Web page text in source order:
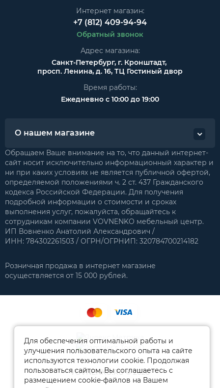
Интернет магазин:
+7 (812) 409-94-94
Обратный звонок
Адрес магазина:
Санкт-Петербург, г. Кронштадт,
просп. Ленина, д. 16, ТЦ Гостиный двор
Время работы:
Ежедневно с 10:00 до 19:00
О нашем магазине
Обращаем Ваше внимание на то, что данный интернет-
сайт носит исключительно информационный характер и
ни при каких условиях не является публичной офертой,
определяемой положениями ч. 2 ст. 437 Гражданского
кодекса Российской Федерации. Для получения
подробной информации о стоимости и сроках
выполнения услуг, пожалуйста, обращайтесь к
сотрудникам компании VOVNENKO мебельный центр.
ИП Вовненко Анатолий Александрович /
ИНН: 784302261503 / ОГРН/ОГРНИП: 320784700214182
Розничная продажа в интернет магазине
осуществляется от 15 000 рублей.
VOVNENKO.RU © 2026
Для обеспечения оптимальной работы и
улучшения пользовательского опыта на сайте
используются технологии cookie. Продолжая
пользоваться сайтом, Вы соглашаетесь с
размещением cookie-файлов на Вашем